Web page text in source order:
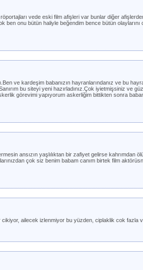
vede eski film afişleri var bunlar diğer
ben onu bütün haliyle beğendim bence bütün
ve kardeşim babanızın hayranlarındanız ve bu
bu siteyi yeni hazırladınız.Çok iyietmişsiniz ve
görevimi yapıyorum askerliğim bittikten sonra
ansızın yaşlılıktan bir zafiyet gelirse
çok siz benim babam canım birtek film
ailecek izlenmiyor bu yüzden, ciplaklik cok fazla